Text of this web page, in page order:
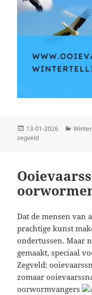
Geplaatst
op
13-01-2026
zegveld
Dat de mensen van
prachtige kunst
ondertussen. Maar
gemaakt, speciaal
Zegveld:
zomaar
oorwormvangers